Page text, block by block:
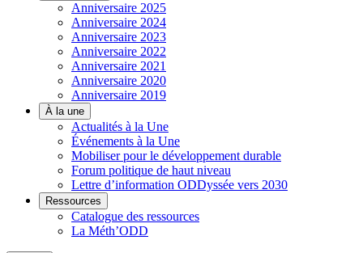
Anniversaire 2025
Anniversaire 2024
Anniversaire 2023
Anniversaire 2022
Anniversaire 2021
Anniversaire 2020
Anniversaire 2019
À la une
Actualités à la Une
Événements à la Une
Mobiliser pour le développement durable
Forum politique de haut niveau
Lettre d’information ODDyssée vers 2030
Ressources
Catalogue des ressources
La Méth’ODD